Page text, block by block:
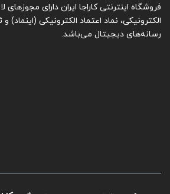
فروشگاه اینترنتی کاراجا ایران دارای
الکترونیکی، نماد اعتماد الکترونیکی
رسانه‌های دیجیتال می‌باشد.